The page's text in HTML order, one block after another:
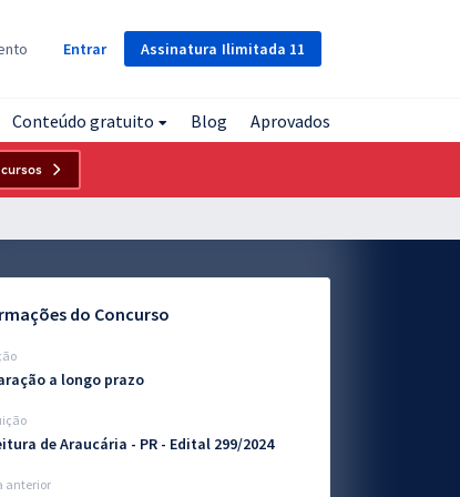
Assinatura Ilimitada 11
Entrar
Conteúdo gratuito Blog Aprovados
do Concurso
a longo prazo
de Araucária - PR - Edital 299/2024
anterior